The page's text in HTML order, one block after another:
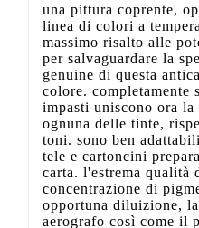
una pittura coprente,
linea di colori a
massimo risalto alle
per salvaguardare la
genuine di questa
colore.
impasti uniscono ora la
ognuna delle tinte,
toni. sono ben
tele e cartoncini
carta. l'estrema qualità
concentrazione di
opportuna diluizione,
aerografo così come il